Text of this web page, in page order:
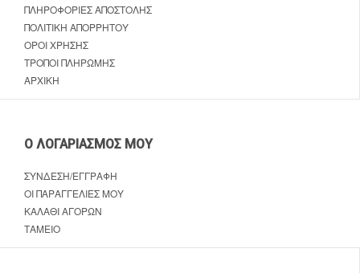
ΠΛΗΡΟΦΟΡΊΕΣ ΑΠΟΣΤΟΛΉΣ
ΠΟΛΙΤΙΚΉ ΑΠΟΡΡΉΤΟΥ
ΌΡΟΙ ΧΡΉΣΗΣ
ΤΡΌΠΟΙ ΠΛΗΡΩΜΉΣ
ΑΡΧΙΚΉ
Ο ΛΟΓΑΡΙΑΣΜΌΣ ΜΟΥ
ΣΎΝΔΕΣΗ/ΕΓΓΡΑΦΉ
ΟΙ ΠΑΡΑΓΓΕΛΊΕΣ ΜΟΥ
ΚΑΛΆΘΙ ΑΓΟΡΏΝ
ΤΑΜΕΊΟ